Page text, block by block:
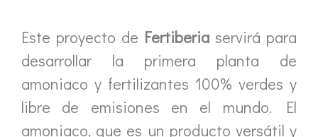
Este proyecto de Fertiberia servirá para
desarrollar la primera planta de
amoniaco y fertilizantes 100% verdes y
libre de emisiones en el mundo. El
amoniaco, que es un producto versátil y